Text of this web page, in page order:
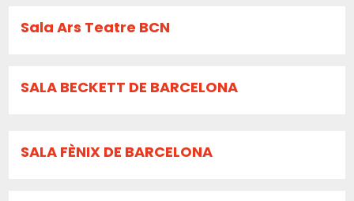
Sala Ars Teatre BCN
SALA BECKETT DE BARCELONA
SALA FÈNIX DE BARCELONA